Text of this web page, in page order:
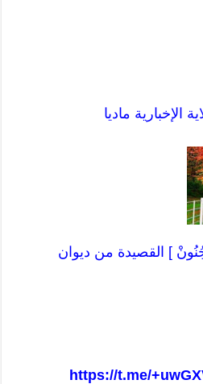
الإخبارية ماديا
] القصيدة من ديوان
https://t.me/